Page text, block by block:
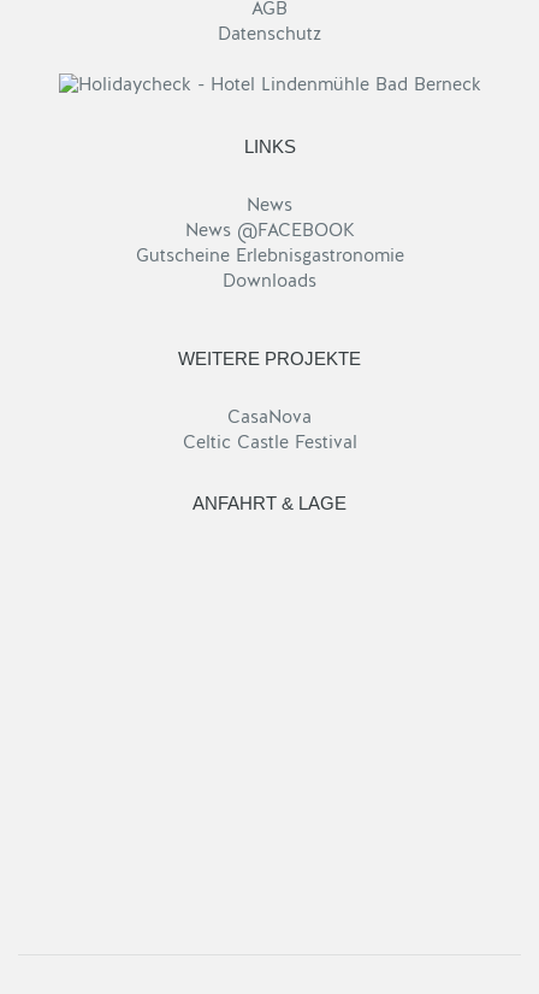
AGB
Datenschutz
LINKS
News
News @FACEBOOK
Gutscheine Erlebnisgastronomie
Downloads
WEITERE PROJEKTE
CasaNova
Celtic Castle Festival
ANFAHRT & LAGE